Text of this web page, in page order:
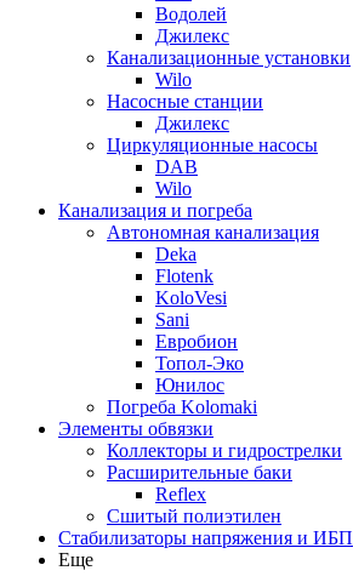
Водолей
Джилекс
Канализационные установки
Wilo
Насосные станции
Джилекс
Циркуляционные насосы
DAB
Wilo
Канализация и погреба
Автономная канализация
Deka
Flotenk
KoloVesi
Sani
Евробион
Топол-Эко
Юнилос
Погреба Kolomaki
Элементы обвязки
Коллекторы и гидрострелки
Расширительные баки
Reflex
Сшитый полиэтилен
Стабилизаторы напряжения и ИБП
Еще